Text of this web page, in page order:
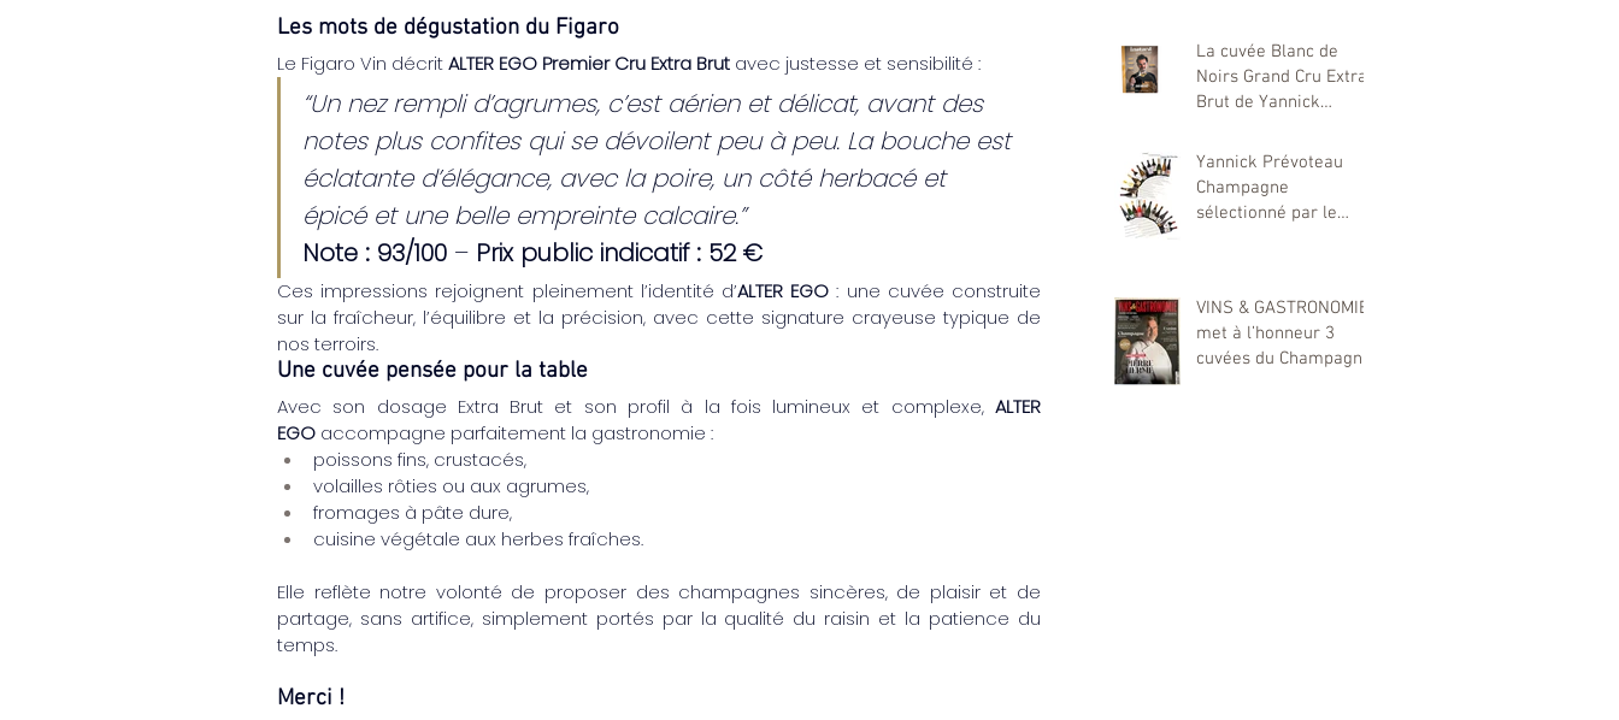
Les mots de dégustation du Figaro
Le Figaro Vin décrit ALTER EGO Premier Cru Extra Brut avec justesse et sensibilité :
“Un nez rempli d’agrumes, c’est aérien et délicat, avant des
notes plus confites qui se dévoilent peu à peu. La bouche est
éclatante d’élégance, avec la poire, un côté herbacé et
épicé et une belle empreinte calcaire.”
Note : 93/100 – Prix public indicatif : 52 €
Ces impressions rejoignent pleinement l’identité d’ALTER EGO : une cuvée construite
sur la fraîcheur, l’équilibre et la précision, avec cette signature crayeuse typique de
nos terroirs.
Une cuvée pensée pour la table
Avec son dosage Extra Brut et son profil à la fois lumineux et complexe, ALTER
EGO accompagne parfaitement la gastronomie :
poissons fins, crustacés,
volailles rôties ou aux agrumes,
fromages à pâte dure,
cuisine végétale aux herbes fraîches.
Elle reflète notre volonté de proposer des champagnes sincères, de plaisir et de
partage, sans artifice, simplement portés par la qualité du raisin et la patience du
temps.
Merci !
Prévoteau sélectionné
par Le Point
La cuvée Blanc de
Noirs Grand Cru Extra
Brut de Yannick
Montante dans le
Monde du Champagne
Yannick Prévoteau
Champagne
sélectionné par le
VINS & GASTRONOMIE
met à l’honneur 3
cuvées du Champagne